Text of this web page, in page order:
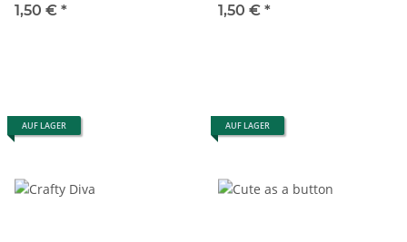
1,50 € *
1,50 € *
AUF LAGER AUF LAGER